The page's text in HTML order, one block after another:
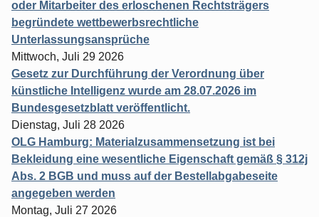
oder Mitarbeiter des erloschenen Rechtsträgers
begründete wettbewerbsrechtliche
Unterlassungsansprüche
Mittwoch, Juli 29 2026
Gesetz zur Durchführung der Verordnung über
künstliche Intelligenz wurde am 28.07.2026 im
Bundesgesetzblatt veröffentlicht.
Dienstag, Juli 28 2026
OLG Hamburg: Materialzusammensetzung ist bei
Bekleidung eine wesentliche Eigenschaft gemäß § 312j
Abs. 2 BGB und muss auf der Bestellabgabeseite
angegeben werden
Montag, Juli 27 2026